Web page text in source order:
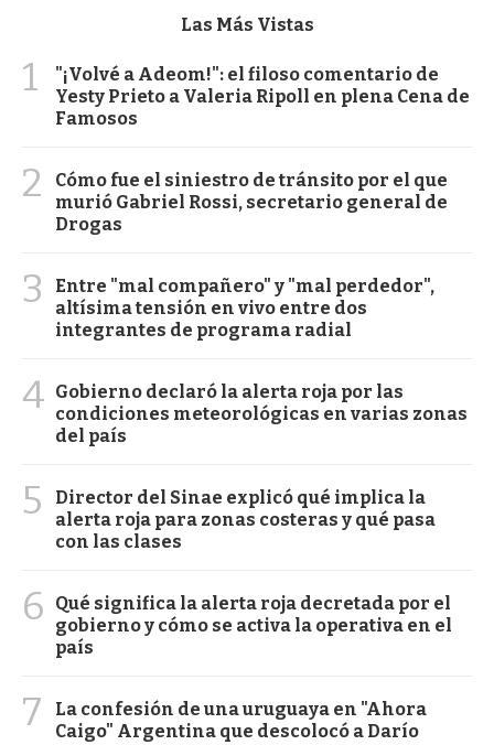
Las Más Vistas
1
"¡Volvé a Adeom!": el filoso comentario de
Yesty Prieto a Valeria Ripoll en plena Cena de
Famosos
2
Cómo fue el siniestro de tránsito por el que
murió Gabriel Rossi, secretario general de
Drogas
3
Entre "mal compañero" y "mal perdedor",
altísima tensión en vivo entre dos
integrantes de programa radial
4 Gobierno declaró la alerta roja por las
condiciones meteorológicas en varias zonas
del país
5
Director del Sinae explicó qué implica la
alerta roja para zonas costeras y qué pasa
con las clases
6
Qué significa la alerta roja decretada por el
gobierno y cómo se activa la operativa en el
país
7
La confesión de una uruguaya en "Ahora
Caigo" Argentina que descolocó a Darío